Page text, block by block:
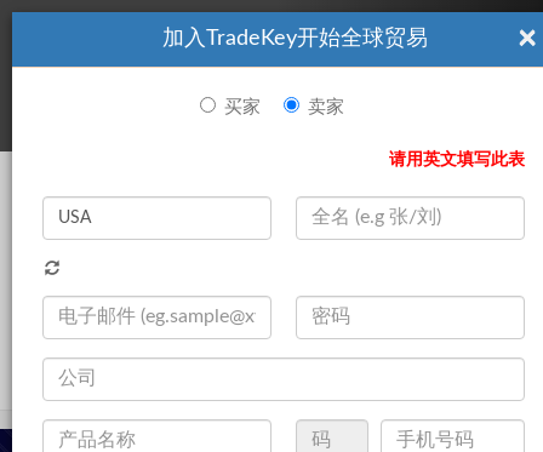
看起來你不是TradeKey.com的會員。 立即註冊，與全球超過7
百萬的進口商和出口商建立聯繫。 立即加入 |
登录
Search
×
加入TradeKey开始全球贸易
买家 卖家
请用英文填写此表